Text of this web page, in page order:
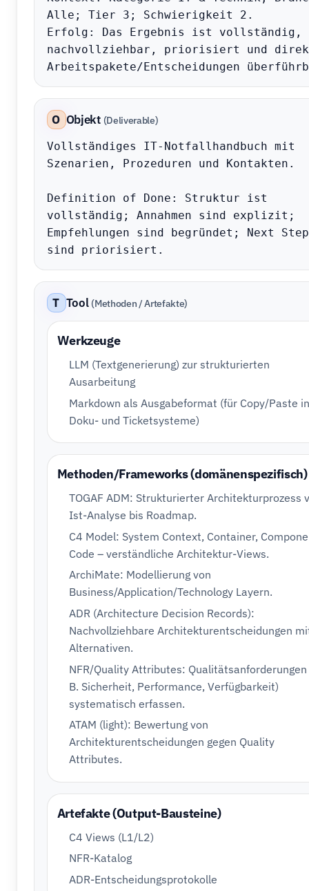
Alle; Tier 3; Schwierigkeit 2.
Erfolg: Das Ergebnis ist vollständig,
nachvollziehbar, priorisiert und
Arbeitspakete/Entscheidungen
O Objekt (Deliverable)
Vollständiges IT-Notfallhandbuch mit
Szenarien, Prozeduren und Kontakten.
Definition of Done: Struktur ist
vollständig; Annahmen sind explizit;
Empfehlungen sind begründet; Next
sind priorisiert.
T Tool (Methoden / Artefakte)
Werkzeuge
LLM (Textgenerierung) zur strukturierten
Ausarbeitung
Markdown als Ausgabeformat (für Copy/Paste
Doku- und Ticketsysteme)
Methoden/Frameworks (domänenspezifisch)
TOGAF ADM: Strukturierter Architekturprozess
Ist-Analyse bis Roadmap.
C4 Model: System Context, Container,
Code – verständliche Architektur-Views.
ArchiMate: Modellierung von
Business/Application/Technology Layern.
ADR (Architecture Decision Records):
Nachvollziehbare Architekturentscheidungen
Alternativen.
NFR/Quality Attributes: Qualitätsanforderungen
B. Sicherheit, Performance, Verfügbarkeit)
systematisch erfassen.
ATAM (light): Bewertung von
Architekturentscheidungen gegen Quality
Attributes.
Artefakte (Output-Bausteine)
C4 Views (L1/L2)
NFR-Katalog
ADR-Entscheidungsprotokolle